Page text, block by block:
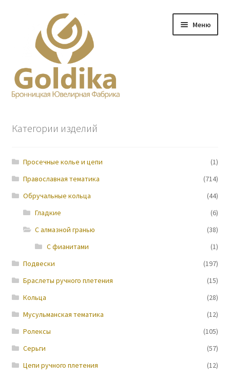
навигации
содержимому
Меню
Прайс-лист
Контакты
Новости
Категории изделий
Просечные колье и цепи
(1)
Православная тематика
(714)
Обручальные кольца
(44)
Гладкие
(6)
С алмазной гранью
(38)
С фианитами
(1)
Подвески
(197)
Браслеты ручного плетения
(15)
Кольца
(28)
Мусульманская тематика
(12)
Ролексы
(105)
Серьги
(57)
Цепи ручного плетения
(12)